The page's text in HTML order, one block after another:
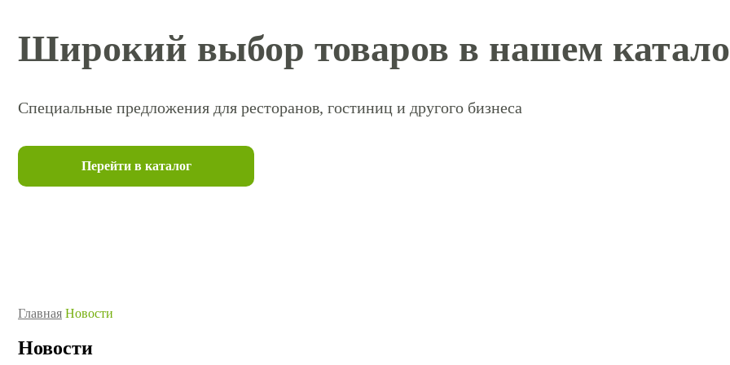
Широкий выбор товаров в нашем
Специальные предложения для ресторанов, гостиниц и другого бизнеса
Перейти в каталог
Главная Новости
Новости